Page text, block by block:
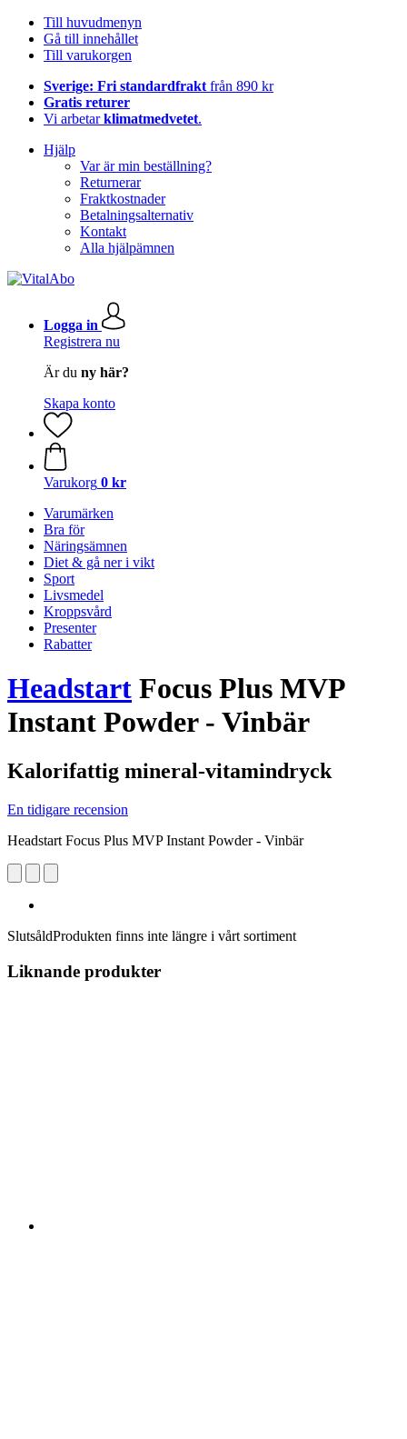
Till huvudmenyn
Gå till innehållet
Till varukorgen
Sverige: Fri standardfrakt från 890 kr
Gratis returer
Vi arbetarklimatmedvetet.
Hjälp
Var är min beställning?
Returnerar
Fraktkostnader
Betalningsalternativ
Kontakt
Alla hjälpämnen
Logga in
Registrera nu
Är du ny här?
Skapa konto
Varukorg 0 kr
Varumärken
Bra för
Näringsämnen
Diet & gå ner i vikt
Sport
Livsmedel
Kroppsvård
Presenter
Rabatter
Headstart Focus Plus MVP
Instant Powder - Vinbär
Kalorifattig mineral-vitamindryck
En tidigare recension
Headstart Focus Plus MVP Instant Powder - Vinbär
SlutsåldProdukten finns inte längre i vårt sortiment
Liknande produkter